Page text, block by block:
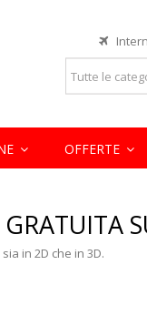
tempor incididunt
exercitation ullamco
OFFERTE
in 2D che in 3D.